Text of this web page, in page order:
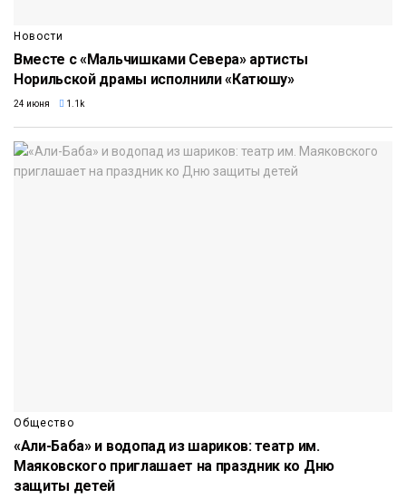
Новости
Вместе с «Мальчишками Севера» артисты
Норильской драмы исполнили «Катюшу»
24 июня 1.1k
Общество
«Али-Баба» и водопад из шариков: театр им.
Маяковского приглашает на праздник ко Дню
защиты детей